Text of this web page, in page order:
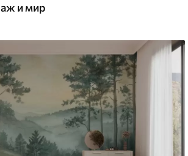
и мир